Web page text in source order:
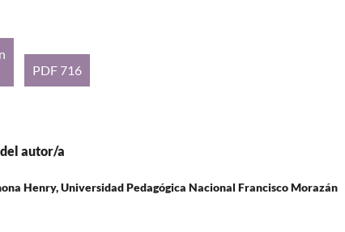
PDF 716
autor/a
Henry,Universidad Pedagógica Nacional Francisco Morazán